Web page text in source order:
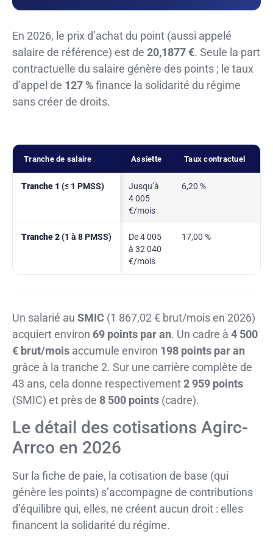
En 2026, le prix d’achat du point (aussi appelé
salaire de référence) est de 20,1877 €. Seule la part
contractuelle du salaire génère des points ; le taux
d’appel de 127 %finance la solidarité du régime
sans créer de droits.
Tranche de salaire Assiette Taux contractuel
Tranche 1 (≤ 1 PMSS)
Jusqu’à
4 005
€/mois
6,20 %
Tranche 2(1 à 8 PMSS)
De 4 005
à 32 040
€/mois
17,00 %
Un salarié au SMIC (1 867,02 € brut/mois en 2026)
acquiert environ 69 points par an. Un cadre à 4 500
€ brut/mois accumule environ 198 points par an
grâce à la tranche 2. Sur une carrière complète de
43 ans, cela donne respectivement2 959 points
(SMIC) et près de 8 500 points (cadre).
Le détail des cotisations Agirc-
Arrco en 2026
Sur la fiche de paie, la cotisation de base (qui
génère les points) s’accompagne de contributions
d’équilibre qui, elles, ne créent aucun droit : elles
financent la solidarité du régime.